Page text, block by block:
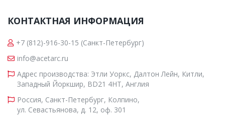
КОНТАКТНАЯ ИНФОРМАЦИЯ
+7 (812)-916-30-15 (Санкт-Петербург)
info@acetarc.ru
Адрес производства: Этли Уоркс, Далтон Лейн, Китли,
Западный Йоркшир, BD21 4HT, Англия
Россия, Санкт-Петербург, Колпино,
ул. Севастьянова, д. 12, оф. 301